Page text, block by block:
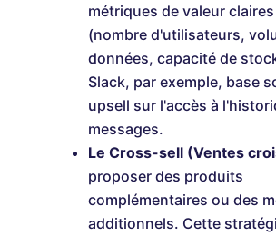
métriques de valeur claires
(nombre d'utilisateurs,
données, capacité de
Slack, par exemple, base
upsell sur l'accès à
messages.
Le Cross-sell (Ventes
proposer des produits
complémentaires ou des
additionnels. Cette